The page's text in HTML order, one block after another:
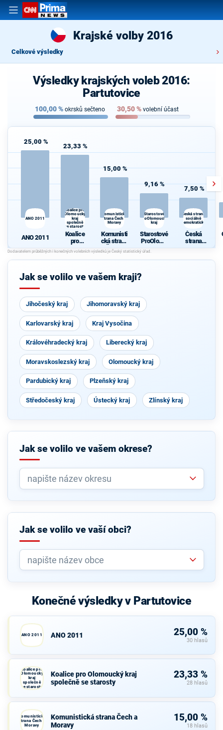
Krajské volby 2016
Celkové výsledky
Výsledky krajských voleb 2016:
Partutovice
100,00% okrsků sečteno 30,50% volební účast
25,00 %
ANO 2011
ANO 2011
23,33 %
Koalice pro
Olomoucký
kraj
společně
se starosty
Koalice
pro
Olomouck
ý kraj
společně
starosty
15,00 %
Komunistická
strana Čech a
Moravy
Komunisti
cká strana
Čech a
Moravy
9,16 %
Starostové
ProOlomoucký
kraj
Starostové
ProOlomo
ucký kraj
7,50 %
Česká strana
sociálně
demokratická
Česká
strana
sociálně
cká
Jak se volilo ve vašem kraji?
Jihočeský kraj Jihomoravský kraj
Karlovarský kraj Kraj Vysočina
Královéhradecký kraj Liberecký kraj
Moravskoslezský kraj Olomoucký kraj
Pardubický kraj Plzeňský kraj
Středočeský kraj Ústecký kraj Zlínský kraj
Jak se volilo ve vašem okrese?
Jak se volilo ve vaší obci?
Konečné výsledky v Partutovice
ANO 2011 ANO 2011 25,00 %
30 hlasů
Koalice pro
Olomoucký
kraj
společně
se starosty
Koalice pro Olomoucký kraj
společně se starosty
23,33 %
28 hlasů
Komunistická
strana Čech a
Moravy
Komunistická strana Čech a
Moravy
15,00 %
18 hlasů